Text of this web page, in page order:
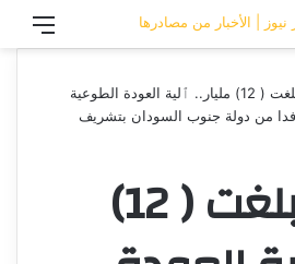
بتكلفة بلغت ( 12) مليار.. ٱلية العودة الطوعية
تودع عدد (150) وافدا من دولة جنوب السودان بتشريف
بتكلفة بلغت ( 12)